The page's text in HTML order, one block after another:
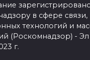
в сфере связи,
технологий и
(Роскомнадзор) -
г.